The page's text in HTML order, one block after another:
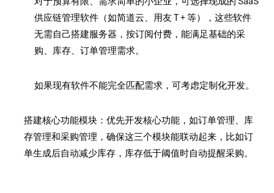
供应链管理软件（如简道云、用友 T + 等），这些软件
无需自己搭建服务器，按订阅付费，能满足基础的采
购、库存、订单管理需求。
如果现有软件不能完全匹配需求，可考虑定制化开发。
搭建核心功能模块：优先开发核心功能，如订单管理、库
存管理和采购管理，确保这三个模块能联动起来，比如订
单生成后自动减少库存，库存低于阈值时自动提醒采购。